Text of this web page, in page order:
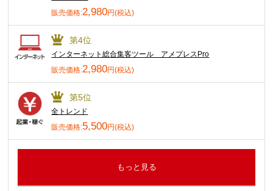
販売価格:2,980円(税込)
第4位
インターネット総合集客ツール アメプレスPro
販売価格:2,980円(税込)
第5位
全トレンド
販売価格:5,500円(税込)
もっと見る